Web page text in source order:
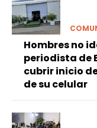
Hombres no
periodista de
cubrir inicio
de su celular